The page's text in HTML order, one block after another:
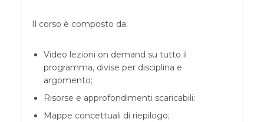
Il corso è composto da:
Video lezioni on demand su tutto il
programma, divise per disciplina e
argomento;
Risorse e approfondimenti scaricabili;
Mappe concettuali di riepilogo;